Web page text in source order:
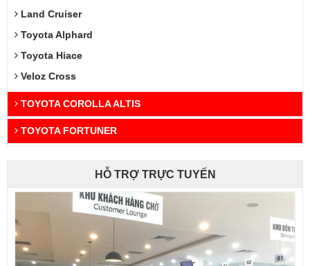
Land Cruiser
Toyota Alphard
Toyota Hiace
Veloz Cross
TOYOTA COROLLA ALTIS
TOYOTA FORTUNER
HỖ TRỢ TRỰC TUYẾN